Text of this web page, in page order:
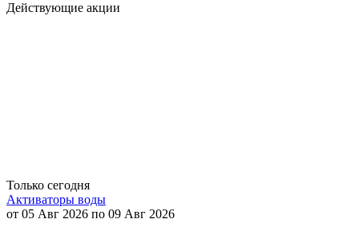
Действующие акции
Только сегодня
Активаторы воды
от 05 Авг 2026 по 09 Авг 2026